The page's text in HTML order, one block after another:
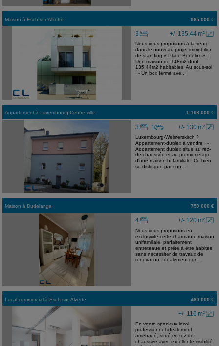
Maison à Esch-sur-Alzette 985 000 €
+/- 135,44 m²
3
Nous vous proposons à la vente
dans le nouveau projet immobilier
de standing « Place Benelux » :
Une maison de 148m2 dont
135,44m2 habitables. Au sous-sol
: - Un box fermé ave...
Appartement à Luxembourg-Centre ville 1 198 000 €
+/- 130 m²
3 1
Luxembourg-Weimerskirch ?
Appartement-duplex à vendre ; -
Appartement duplex situé au rez-
de-chaussée et au premier étage
d'une maison bi-familiale. Ce bien
se distingue par son...
Maison à Dudelange 750 000 €
+/- 120 m²
4
Nous vous proposons en
exclusivité cette charmante maison
unifamiliale, parfaitement
entretenue et prête à être habitée
sans nécessiter de travaux de
rénovation. Idéalement con...
Local commercial à Esch-sur-Alzette 480 000 €
+/- 116 m²
En vente spacieux local
professionnel idéalement
aménagé, situé en rez-de-
chaussée avec excellente visibilité